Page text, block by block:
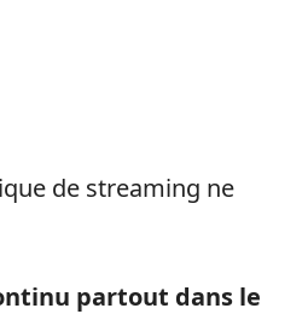
de streaming ne
partout dans le